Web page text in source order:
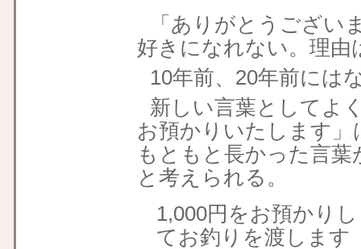
「ありがとうござい
好きになれない。理由
10年前、20年前には
新しい言葉としてよ
お預かりいたします
もともと長かった言
と考えられる。
1,000円をお預かり
てお釣りを渡します